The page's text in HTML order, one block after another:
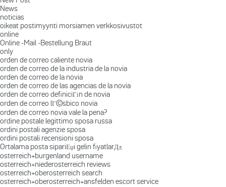
News
noticias
oikeat postimyynti morsiamen verkkosivustot
online
Online -Mail -Bestellung Braut
only
orden de correo caliente novia
orden de correo de la industria de la novia
orden de correo de la novia
orden de correo de las agencias de la novia
orden de correo definiciГіn de novia
orden de correo lГ©sbico novia
orden de correo novia vale la pena?
ordine postale legittimo sposa russa
ordini postali agenzie sposa
ordini postali recensioni sposa
Ortalama posta sipariЕџi gelin fiyatlarД±
osterreich+burgenland username
osterreich+niederosterreich reviews
osterreich+oberosterreich search
osterreich+oberosterreich+ansfelden escort service